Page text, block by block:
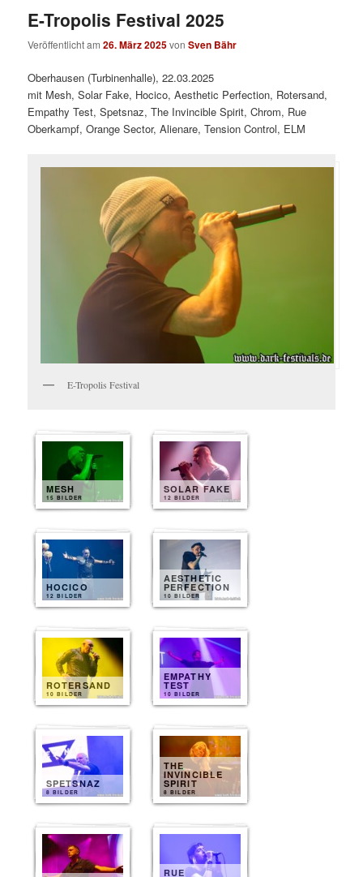
E-Tropolis Festival 2025
Veröffentlicht am26. März 2025vonSven Bähr
Oberhausen (Turbinenhalle), 22.03.2025
mit Mesh, Solar Fake, Hocico, Aesthetic Perfection, Rotersand,
Empathy Test, Spetsnaz, The Invincible Spirit, Chrom, Rue
Oberkampf, Orange Sector, Alienare, Tension Control, ELM
E-Tropolis Festival
MESH
15 BILDER
SOLAR FAKE
12 BILDER
HOCICO
12 BILDER
AESTHETIC
PERFECTION
10 BILDER
ROTERSAND
10 BILDER
EMPATHY
TEST
10 BILDER
SPETSNAZ
8 BILDER
THE
INVINCIBLE
SPIRIT
8 BILDER
RUE